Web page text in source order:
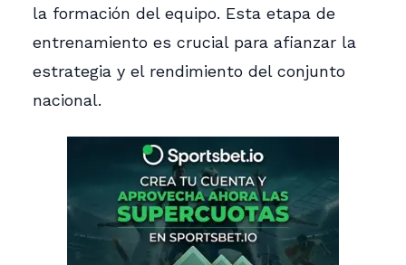
la formación del equipo. Esta etapa de
entrenamiento es crucial para afianzar la
estrategia y el rendimiento del conjunto
nacional.